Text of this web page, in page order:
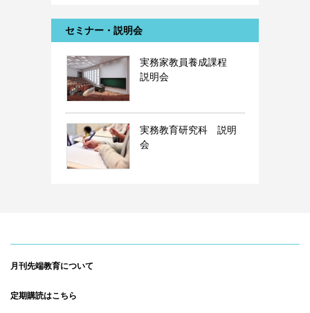
セミナー・説明会
実務家教員養成課程
説明会
実務教育研究科 説明
会
月刊先端教育について
定期購読はこちら